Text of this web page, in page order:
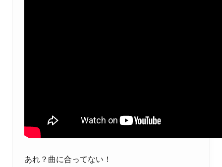
あれ？曲に合ってない！